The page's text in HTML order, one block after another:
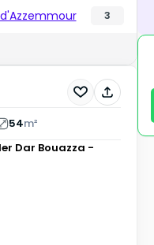
3
54m²
Dar Bouazza -